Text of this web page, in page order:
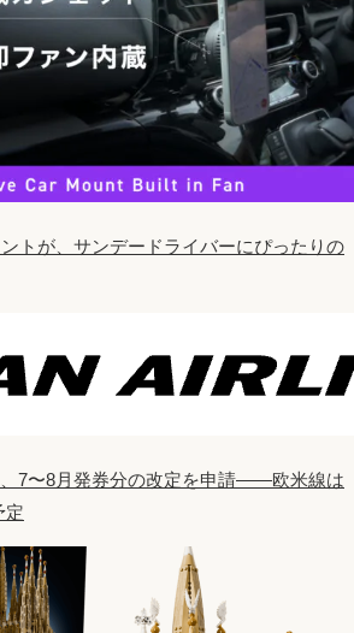
トが、サンデードライバーにぴったりの
7〜8月発券分の改定を申請——欧米線は
定